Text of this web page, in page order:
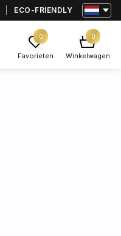
ECO-FRIENDLY
0
Favorieten
0
Winkelwagen